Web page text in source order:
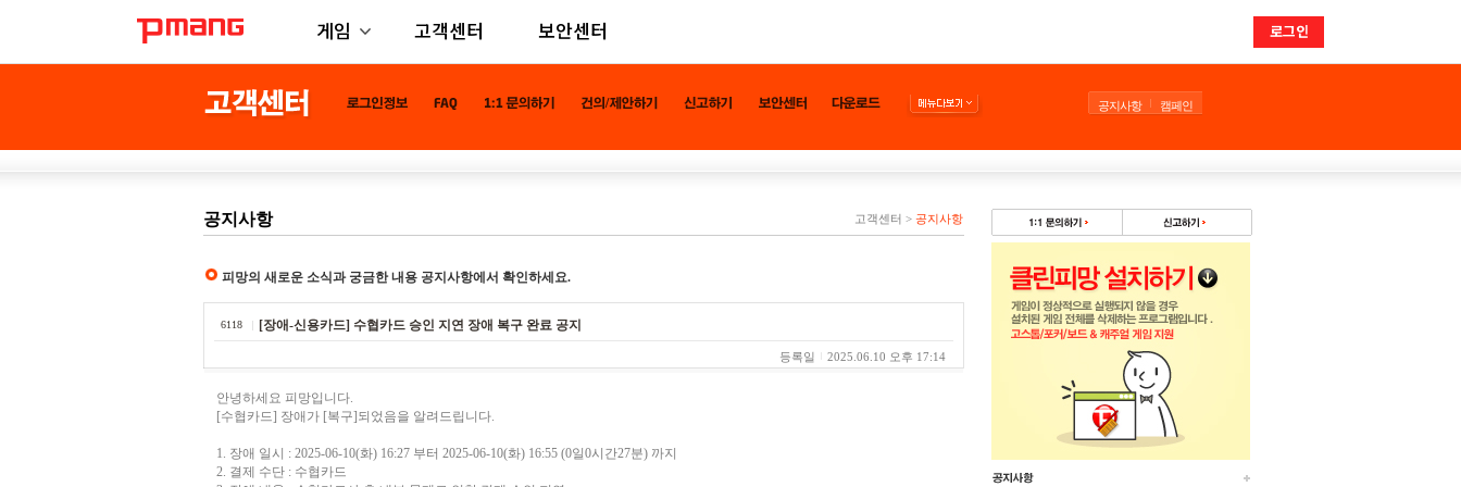
게임 고객센터 보안센터 로그인
공지사항 캠페인
공지사항 고객센터 > 공지사항
피망의 새로운 소식과 궁금한 내용 공지사항에서 확인하세요.
6118 [장애-신용카드] 수협카드 승인 지연 장애 복구 완료 공지
등록일 2025.06.10 오후 17:14
안녕하세요 피망입니다.
[수협카드] 장애가 [복구]되었음을 알려드립니다.
1. 장애 일시 : 2025-06-10(화) 16:27 부터 2025-06-10(화) 16:55 (0일0시간27분) 까지
2. 결제 수단 : 수협카드